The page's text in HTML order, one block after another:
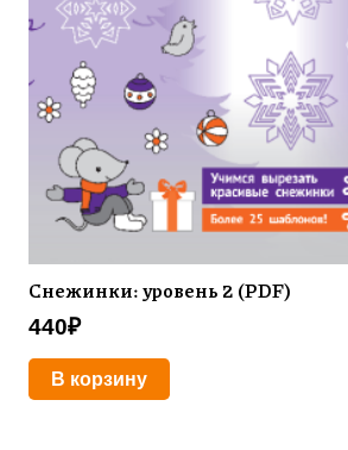
Снежинки: уровень 2 (PDF)
440₽
В корзину